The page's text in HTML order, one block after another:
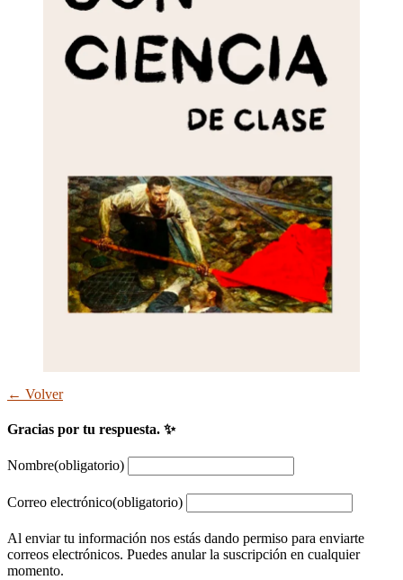
← Volver
Gracias por tu respuesta. ✨
Nombre(obligatorio)
Correo electrónico(obligatorio)
Al enviar tu información nos estás dando permiso para enviarte
correos electrónicos. Puedes anular la suscripción en cualquier
momento.